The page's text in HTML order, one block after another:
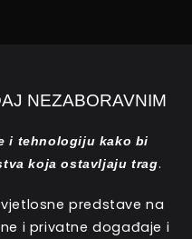
NEZABORAVNIM
i tehnologiju kako bi
koja ostavljaju trag.
predstave na
i privatne događaje i